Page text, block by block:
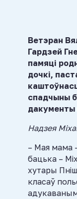
Ветэран
Гардзей
памяці
дочкі,
спадчыны
дакументы
Надзея
– Мая мама
бацька –
хутары
класаў